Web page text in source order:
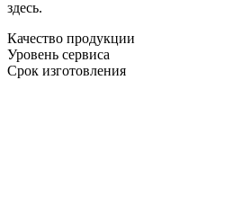
здесь.
Качество продукции
Уровень сервиса
Срок изготовления